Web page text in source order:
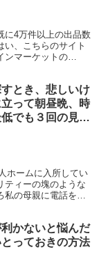
に4万件以上の出品数
、こちらのサイト
ンマーケットの
とき、悲しいけ
って朝昼晩、時
でも３回の見学
ホームに入所してい
ティーの塊のような
の母親に電話をし
かないと悩んだ
っておきの方法